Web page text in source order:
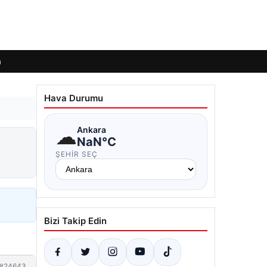
Hava Durumu
☁Ankara
NaN°C
ŞEHIR SEÇ
Bizi Takip Edin